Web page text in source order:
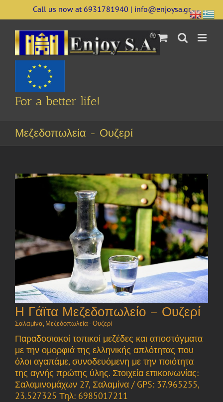
to
content
Call us now at 6931781940 | info@enjoysa.gr
For a better life!
Μεζεδοπωλεία - Ουζερί
Η Γάϊτα Μεζεδοπωλείο – Ουζερί
Σαλαμίνα, Μεζεδοπωλεία - Ουζερί
Παραδοσιακοί τοπικοί μεζέδες και αποστάγματα
με την ομορφιά της ελληνικής απλότητας που
όλοι αγαπάμε, συνοδευόμενη με την ποιότητα
της αγνής πρώτης ύλης. Στοιχεία επικοινωνίας:
Σαλαμινομάχων 27, Σαλαμίνα / GPS: 37.965255,
23.527325 Τηλ: 6985017211